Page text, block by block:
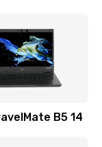
B5 14